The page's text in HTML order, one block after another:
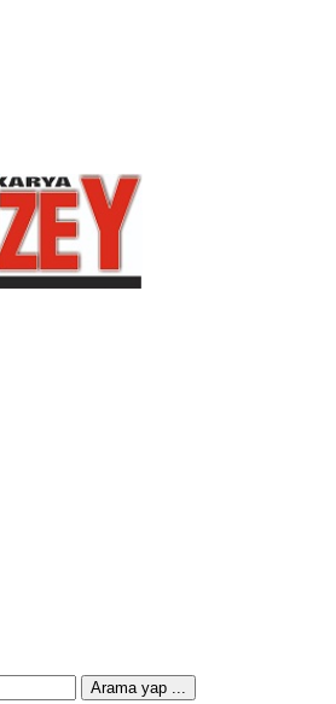
Arama yap ...